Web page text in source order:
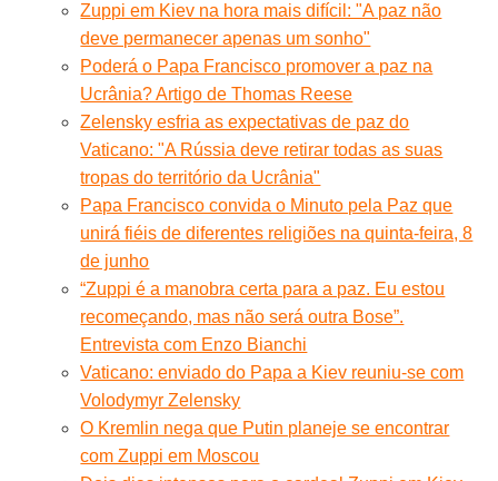
Zuppi em Kiev na hora mais difícil: "A paz não
deve permanecer apenas um sonho"
Poderá o Papa Francisco promover a paz na
Ucrânia? Artigo de Thomas Reese
Zelensky esfria as expectativas de paz do
Vaticano: "A Rússia deve retirar todas as suas
tropas do território da Ucrânia"
Papa Francisco convida o Minuto pela Paz que
unirá fiéis de diferentes religiões na quinta-feira, 8
de junho
“Zuppi é a manobra certa para a paz. Eu estou
recomeçando, mas não será outra Bose”.
Entrevista com Enzo Bianchi
Vaticano: enviado do Papa a Kiev reuniu-se com
Volodymyr Zelensky
O Kremlin nega que Putin planeje se encontrar
com Zuppi em Moscou